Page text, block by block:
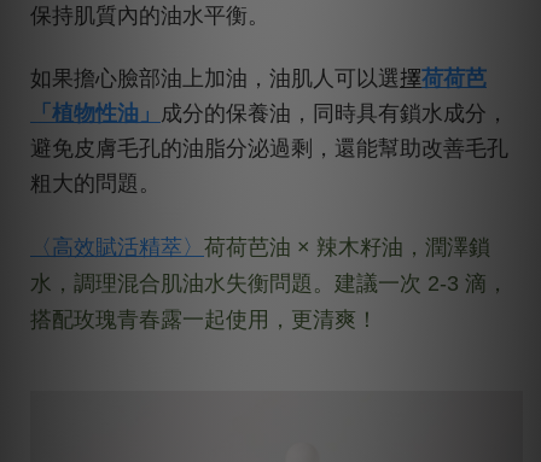
保持肌質內的油水平衡。
如果擔心臉部油上加油，油肌人可以選擇荷荷芭
「植物性油」 成分的保養油，同時具有鎖水成分，
避免皮膚毛孔的油脂分泌過剩，還能幫助改善毛孔
粗大的問題。
〈高效賦活精萃〉 荷荷芭油 × 辣木籽油，潤澤鎖
水，調理混合肌油水失衡問題。建議一次 2-3 滴，
搭配玫瑰青春露一起使用，更清爽！